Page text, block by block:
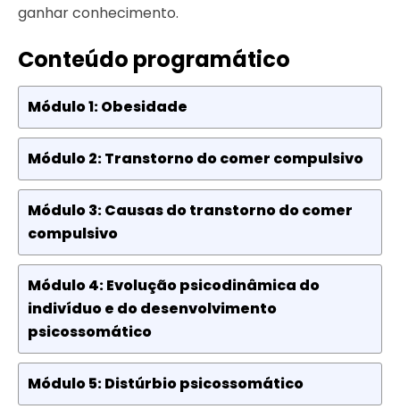
ganhar conhecimento.
Conteúdo programático
Módulo 1: Obesidade
Módulo 2: Transtorno do comer compulsivo
Módulo 3: Causas do transtorno do comer
compulsivo
Módulo 4: Evolução psicodinâmica do
indivíduo e do desenvolvimento
psicossomático
Módulo 5: Distúrbio psicossomático